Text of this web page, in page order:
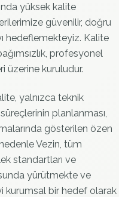
yüksek kalite
güvenilir, doğru
hedeflemekteyiz. Kalite
profesyonel
üzerine kuruludur.
yalnızca teknik
planlanması,
gösterilen özen
Vezin, tüm
standartları ve
yürütmekte ve
kurumsal bir hedef olarak